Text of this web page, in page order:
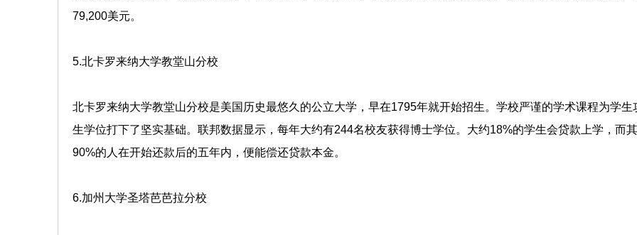
79,200美元。
5.北卡罗来纳大学教堂山分校
北卡罗来纳大学教堂山分校是美国历史最悠久的公立大学，早在1795年就开始招生。学校严谨的学术课程为学生
生学位打下了坚实基础。联邦数据显示，每年大约有244名校友获得博士学位。大约18%的学生会贷款上学，而
90%的人在开始还款后的五年内，便能偿还贷款本金。
6.加州大学圣塔芭芭拉分校